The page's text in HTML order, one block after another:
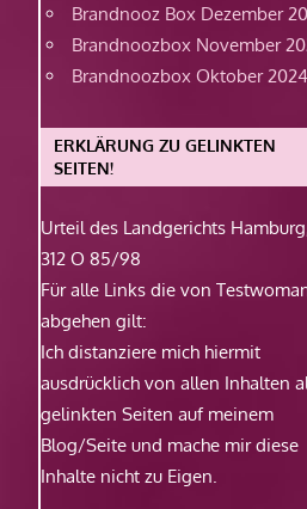
Brandnooz Box Dezember
Brandnoozbox November
Brandnoozbox Oktober 2024
ERKLÄRUNG ZU GELINKTEN
SEITEN!
Urteil des Landgerichts
312 O 85/98
Für alle Links die von
abgehen gilt:
Ich distanziere mich hiermit
ausdrücklich von allen Inhalten
gelinkten Seiten auf meinem
Blog/Seite und mache mir diese
Inhalte nicht zu Eigen.